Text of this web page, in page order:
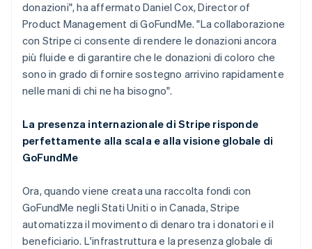
donazioni", ha affermato Daniel Cox, Director of
Product Management di GoFundMe. "La collaborazione
con Stripe ci consente di rendere le donazioni ancora
più fluide e di garantire che le donazioni di coloro che
sono in grado di fornire sostegno arrivino rapidamente
nelle mani di chi ne ha bisogno".
La presenza internazionale di Stripe risponde
perfettamente alla scala e alla visione globale di
GoFundMe
Ora, quando viene creata una raccolta fondi con
GoFundMe negli Stati Uniti o in Canada, Stripe
automatizza il movimento di denaro tra i donatori e il
beneficiario. L'infrastruttura e la presenza globale di
English
India
English
Irlanda
English
Italia
Italiano English
English
Liechtenstein
DeutschEnglish
Lussemburgo
Français Deutsch English
Malaysia
English简体中文